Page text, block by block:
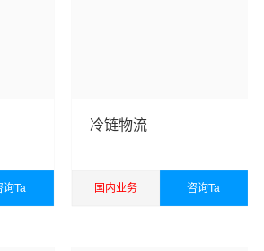
程负责处理理赔事宜，免除您的后顾
询Ta
冷链物流
国内业务 咨询Ta